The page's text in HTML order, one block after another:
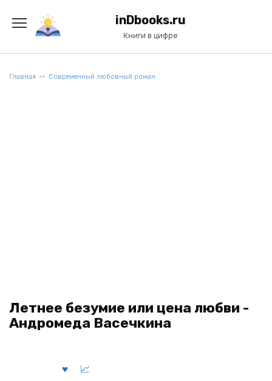
содержанию
inDbooks.ru
Книги в цифре
Главная Современный любовный роман
Летнее безумие или цена любви -
Андромеда Васечкина